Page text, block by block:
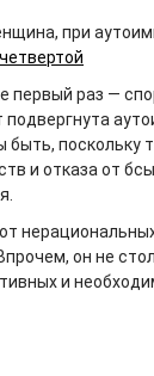
при
первый раз —
поскольку
и отказа от
он не
и